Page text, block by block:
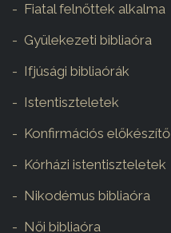
Fiatal felnőttek alkalma
Gyülekezeti bibliaóra
Ifjúsági bibliaórák
Istentiszteletek
Konfirmációs előkészítő
Kórházi istentiszteletek
Nikodémus bibliaóra
Női bibliaóra